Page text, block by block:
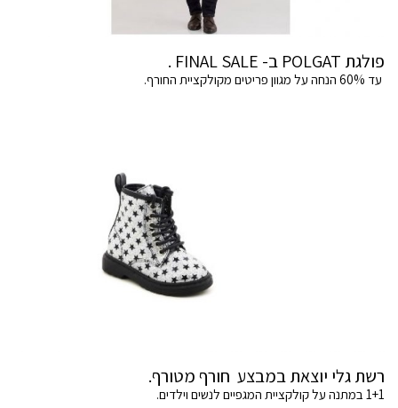
פולגת POLGAT ב- FINAL SALE .
עד 60% הנחה על מגוון פריטים מקולקציית החורף.
רשת גלי יוצאת במבצע חורף מטורף.
1+1 במתנה על קולקציית המגפיים לנשים וילדים.